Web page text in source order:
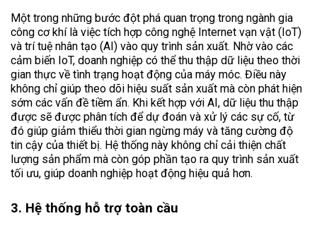
Một trong những bước đột phá quan trọng trong ngành gia
công cơ khí là việc tích hợp công nghệ Internet vạn vật (IoT)
và trí tuệ nhân tạo (AI) vào quy trình sản xuất. Nhờ vào các
cảm biến IoT, doanh nghiệp có thể thu thập dữ liệu theo thời
gian thực về tình trạng hoạt động của máy móc. Điều này
không chỉ giúp theo dõi hiệu suất sản xuất mà còn phát hiện
sớm các vấn đề tiềm ẩn. Khi kết hợp với AI, dữ liệu thu thập
được sẽ được phân tích để dự đoán và xử lý các sự cố, từ
đó giúp giảm thiểu thời gian ngừng máy và tăng cường độ
tin cậy của thiết bị. Hệ thống này không chỉ cải thiện chất
lượng sản phẩm mà còn góp phần tạo ra quy trình sản xuất
tối ưu, giúp doanh nghiệp hoạt động hiệu quả hơn.
3. Hệ thống hỗ trợ toàn cầu